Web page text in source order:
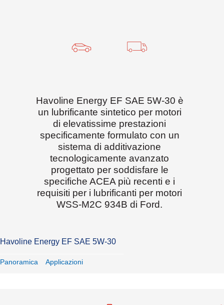
Havoline Energy EF SAE 5W-30 è
un lubrificante sintetico per motori
di elevatissime prestazioni
specificamente formulato con un
sistema di additivazione
tecnologicamente avanzato
progettato per soddisfare le
specifiche ACEA più recenti e i
requisiti per i lubrificanti per motori
WSS-M2C 934B di Ford.
Havoline Energy EF SAE 5W-30
Panoramica Applicazioni